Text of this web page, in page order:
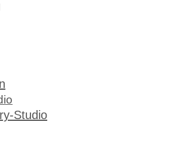
Studio